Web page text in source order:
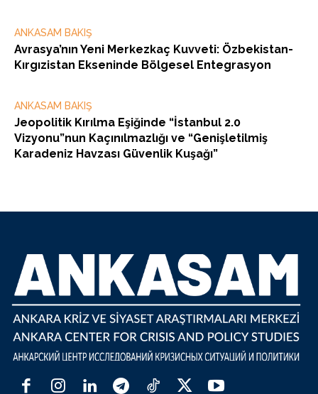
ANKASAM BAKIŞ
Avrasya’nın Yeni Merkezkaç Kuvveti: Özbekistan-
Kırgızistan Ekseninde Bölgesel Entegrasyon
ANKASAM BAKIŞ
Jeopolitik Kırılma Eşiğinde “İstanbul 2.0
Vizyonu”nun Kaçınılmazlığı ve “Genişletilmiş
Karadeniz Havzası Güvenlik Kuşağı”